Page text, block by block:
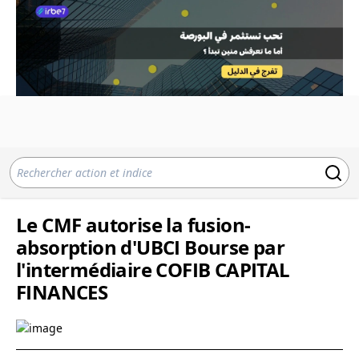
Le CMF autorise la fusion-
absorption d'UBCI Bourse par
l'intermédiaire COFIB CAPITAL
FINANCES